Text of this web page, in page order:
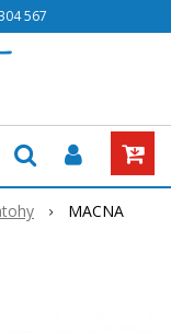
567
MACNA